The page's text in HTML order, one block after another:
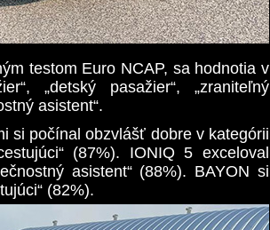
testom Euro NCAP, sa hodnotia v
„detský pasažier“, „zraniteľný
asistent“.
si počínal obzvlášť dobre v kategórii
(87%). IONIQ 5 exceloval
asistent“ (88%). BAYON si
(82%).